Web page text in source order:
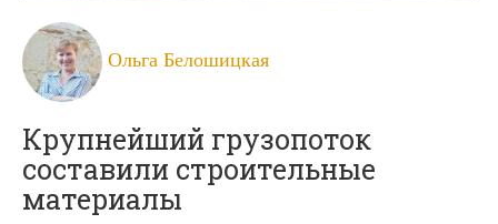
Ольга Белошицкая
Крупнейший грузопоток
составили строительные
материалы